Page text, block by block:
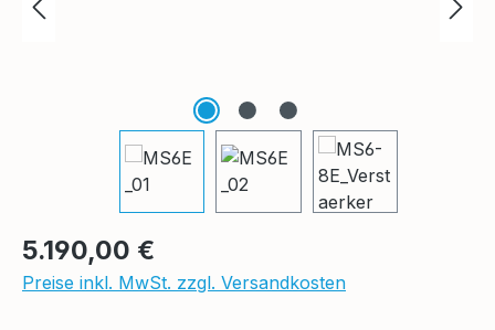
Regulärer Preis:
5.190,00 €
Preise inkl. MwSt. zzgl. Versandkosten